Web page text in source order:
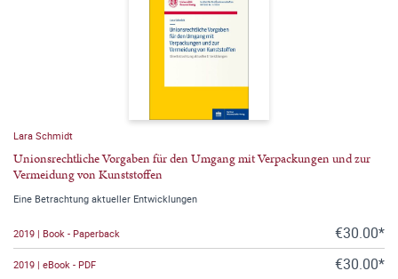
Lara Schmidt
Unionsrechtliche Vorgaben für den Umgang mit Verpackungen und zur
Vermeidung von Kunststoffen
Eine Betrachtung aktueller Entwicklungen
2019 | Book - Paperback €30.00*
2019 | eBook - PDF €30.00*